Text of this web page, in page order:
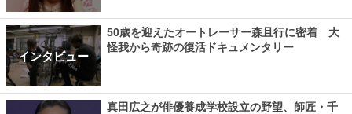
インタビュー
50歳を迎えたオートレーサー森且行に密着 大
怪我から奇跡の復活ドキュメンタリー
真田広之が俳優養成学校設立の野望、師匠・千